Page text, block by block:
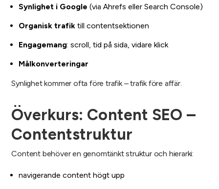
Synlighet i Google (via Ahrefs eller Search Console)
Organisk trafik till contentsektionen
Engagemang: scroll, tid på sida, vidare klick
Målkonverteringar
Synlighet kommer ofta före trafik – trafik före affär.
Överkurs: Content SEO –
Contentstruktur
Content behöver en genomtänkt struktur och hierarki:
navigerande content högt upp